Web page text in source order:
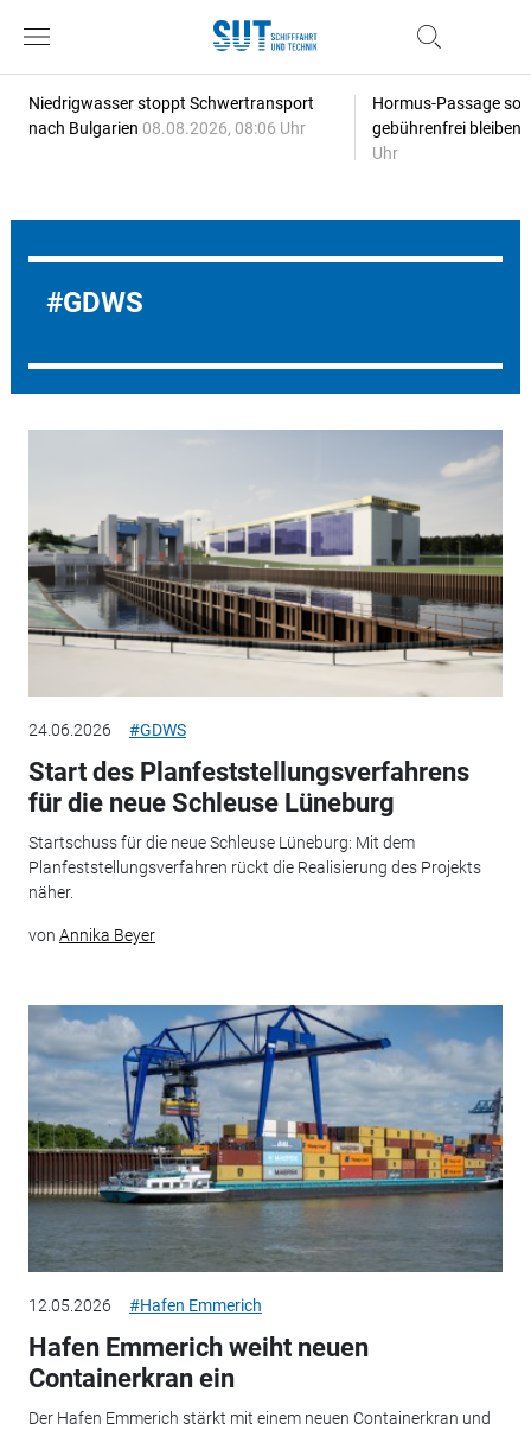
Niedrigwasser stoppt Schwertransport
nach Bulgarien 08.08.2026, 08:06 Uhr
Hormus-Passage
gebührenfrei bleiben
Uhr
GDWS
24.06.2026 #GDWS
Start des Planfeststellungsverfahrens
für die neue Schleuse Lüneburg
Startschuss für die neue Schleuse Lüneburg: Mit dem
Planfeststellungsverfahren rückt die Realisierung des Projekts
näher.
von Annika Beyer
12.05.2026 #Hafen Emmerich
Hafen Emmerich weiht neuen
Containerkran ein
Der Hafen Emmerich stärkt mit einem neuen Containerkran und